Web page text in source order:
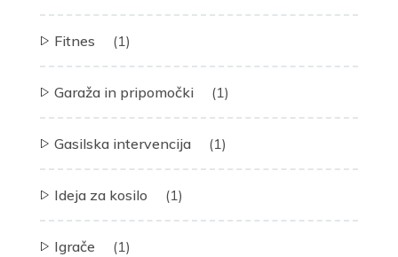
Fitnes (1)
Garaža in pripomočki (1)
Gasilska intervencija (1)
Ideja za kosilo (1)
Igrače (1)